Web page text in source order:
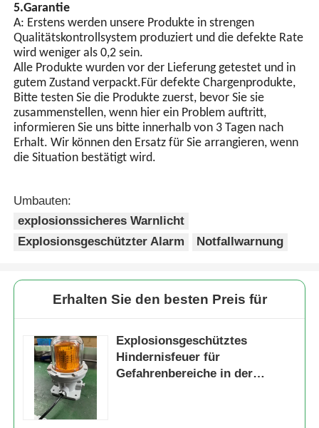
5.Garantie
A: Erstens werden unsere Produkte in strengen
Qualitätskontrollsystem produziert und die defekte Rate
wird weniger als 0,2 sein.
Alle Produkte wurden vor der Lieferung getestet und in
gutem Zustand verpackt.Für defekte Chargenprodukte,
Bitte testen Sie die Produkte zuerst, bevor Sie sie
zusammenstellen, wenn hier ein Problem auftritt,
informieren Sie uns bitte innerhalb von 3 Tagen nach
Erhalt. Wir können den Ersatz für Sie arrangieren, wenn
die Situation bestätigt wird.
Umbauten:
explosionssicheres Warnlicht
Explosionsgeschützter Alarm
Notfallwarnung
Erhalten Sie den besten Preis für
Explosionsgeschütztes
Hindernisfeuer für
Gefahrenbereiche in der